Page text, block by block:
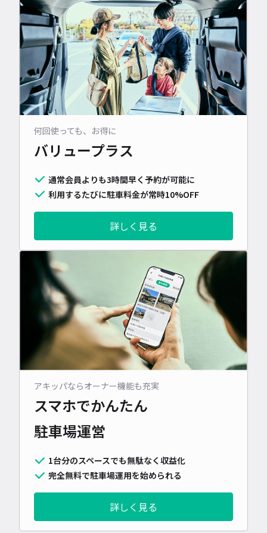
何回使っても、お得に
バリュープラス
通常会員よりも3時間早く予約が可能に
利用するたびに駐車料金が常時10%OFF
詳しく見る
アキッパならオーナー機能も充実
スマホでかんたん
駐車場運営
1台分のスペースでも無駄なく収益化
完全無料で駐車場運用を始められる
詳しく見る